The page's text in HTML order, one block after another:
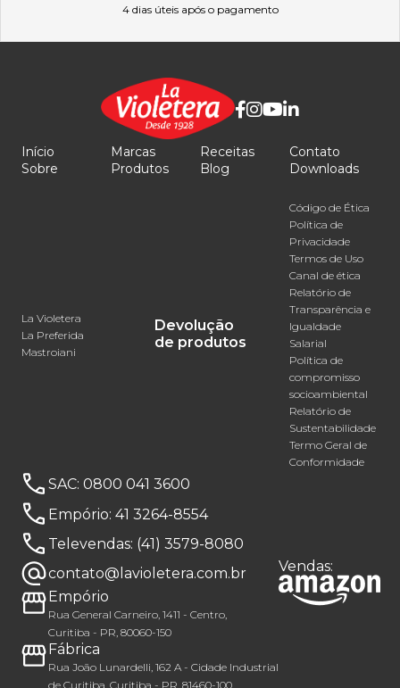
4 dias úteis após o pagamento
Início
Sobre
Marcas
Produtos
Receitas
Blog
Contato
Downloads
La Violetera
La Preferida
Mastroiani
Devolução
de produtos
Código de Ética
Política de
Privacidade
Termos de Uso
Canal de ética
Relatório de
Transparência e
Igualdade
Salarial
Política de
compromisso
socioambiental
Relatório de
Sustentabilidade
Termo Geral de
Conformidade
SAC: 0800 041 3600
Empório: 41 3264-8554
Televendas: (41) 3579-8080
contato@lavioletera.com.br
Empório
Rua General Carneiro, 1411 - Centro,
Curitiba - PR, 80060-150
Fábrica
Rua João Lunardelli, 162 A - Cidade Industrial
de Curitiba, Curitiba - PR, 81460-100
Vendas: